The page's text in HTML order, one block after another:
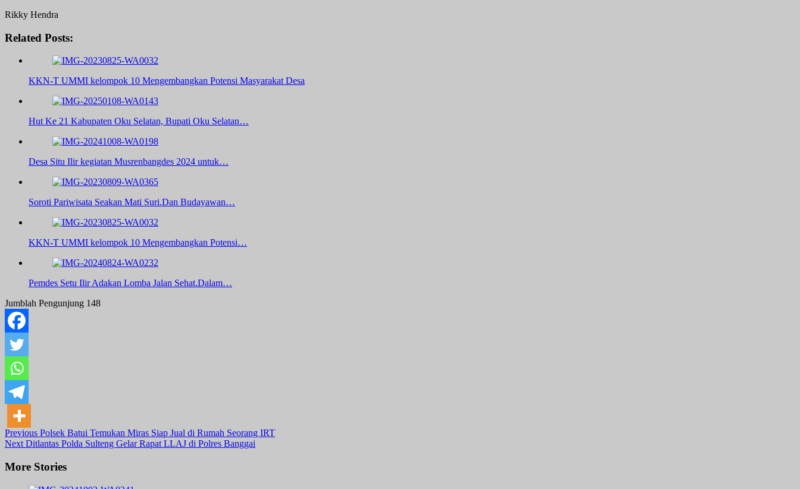
Rikky Hendra
Related Posts:
KKN-T UMMI kelompok 10 Mengembangkan Potensi Masyarakat Desa
Hut Ke 21 Kabupaten Oku Selatan, Bupati Oku Selatan…
Desa Situ Ilir kegiatan Musrenbangdes 2024 untuk…
Soroti Pariwisata Seakan Mati Suri.Dan Budayawan…
KKN-T UMMI kelompok 10 Mengembangkan Potensi…
Pemdes Setu Ilir Adakan Lomba Jalan Sehat.Dalam…
Jumblah Pengunjung 148
Post
Navigation
Previous Polsek Batui Temukan Miras Siap Jual di Rumah Seorang IRT
Next Ditlantas Polda Sulteng Gelar Rapat LLAJ di Polres Banggai
More Stories